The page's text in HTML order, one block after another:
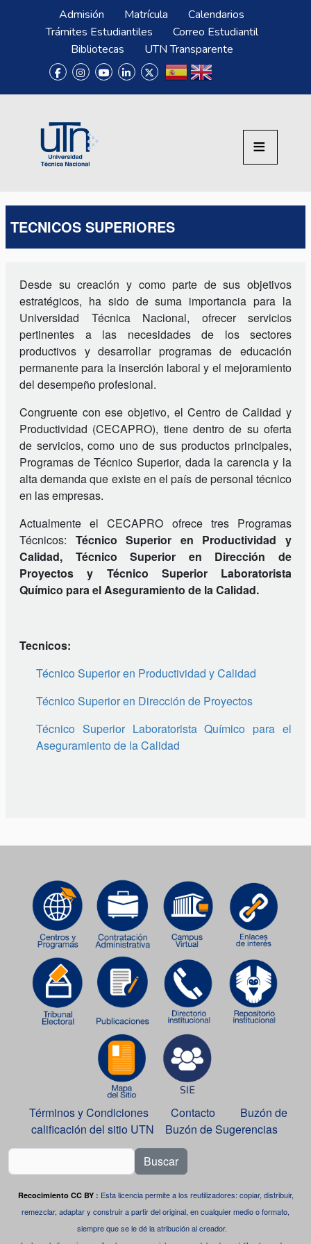
Pasar al contenido principal
Menú SuperiorAdmisión Matrícula
Calendarios
Trámites Estudiantiles
Correo Estudiantil
Bibliotecas
UTN Transparente
TECNICOS SUPERIORES
Desde su creación y como parte de sus objetivos
estratégicos, ha sido de suma importancia para la
Universidad Técnica Nacional, ofrecer servicios
pertinentes a las necesidades de los sectores
productivos y desarrollar programas de educación
permanente para la inserción laboral y el mejoramiento
del desempeño profesional.
Congruente con ese objetivo, el Centro de Calidad y
Productividad (CECAPRO), tiene dentro de su oferta
de servicios, como uno de sus productos principales,
Programas de Técnico Superior, dada la carencia y la
alta demanda que existe en el país de personal técnico
en las empresas.
Actualmente el CECAPRO ofrece tres Programas
Técnicos: Técnico Superior en Productividad y
Calidad, Técnico Superior en Dirección de
Proyectos y Técnico Superior Laboratorista
Químico para el Aseguramiento de la Calidad.
Tecnicos:
Técnico Superior en Productividad y Calidad
Técnico Superior en Dirección de Proyectos
Técnico Superior Laboratorista Químico para el
Aseguramiento de la Calidad
Términos y Condiciones Contacto
Buzón de
calificación del sitio UTN
Buzón de Sugerencias
Buscar
Recocimiento CC BY : Esta licencia permite a los reutilizadores: copiar, distribuir,
remezclar, adaptar y construir a partir del original, en cualquier medio o formato,
siempre que se le dé la atribución al creador.